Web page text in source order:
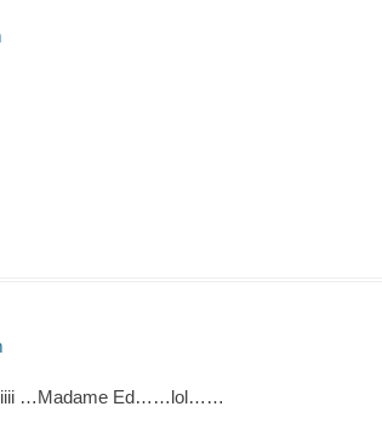
…Madame Ed……lol……